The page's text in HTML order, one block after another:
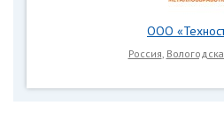
ООО
Россия,